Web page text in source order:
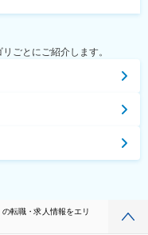
ごとにご紹介します。
転職・求人情報をエリ